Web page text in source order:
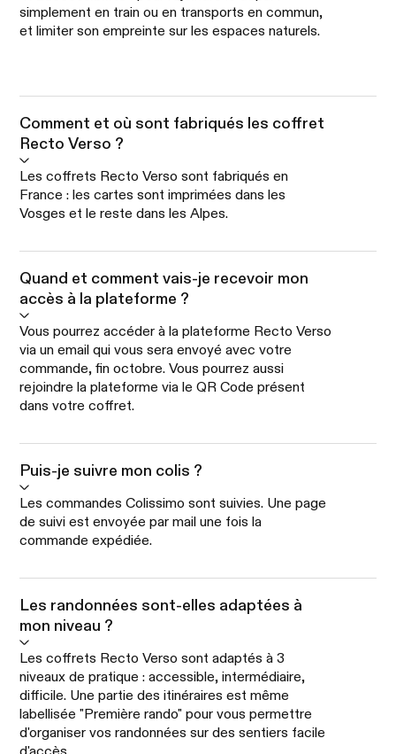
simplement en train ou en transports en commun,
et limiter son empreinte sur les espaces naturels.
Comment et où sont fabriqués les coffret
Recto Verso ?
Les coffrets Recto Verso sont fabriqués en
France : les cartes sont imprimées dans les
Vosges et le reste dans les Alpes.
Quand et comment vais-je recevoir mon
accès à la plateforme ?
Vous pourrez accéder à la plateforme Recto Verso
via un email qui vous sera envoyé avec votre
commande, fin octobre. Vous pourrez aussi
rejoindre la plateforme via le QR Code présent
dans votre coffret.
Puis-je suivre mon colis ?
Les commandes Colissimo sont suivies. Une page
de suivi est envoyée par mail une fois la
commande expédiée.
Les randonnées sont-elles adaptées à
mon niveau ?
Les coffrets Recto Verso sont adaptés à 3
niveaux de pratique : accessible, intermédiaire,
difficile. Une partie des itinéraires est même
labellisée "Première rando" pour vous permettre
d'organiser vos randonnées sur des sentiers facile